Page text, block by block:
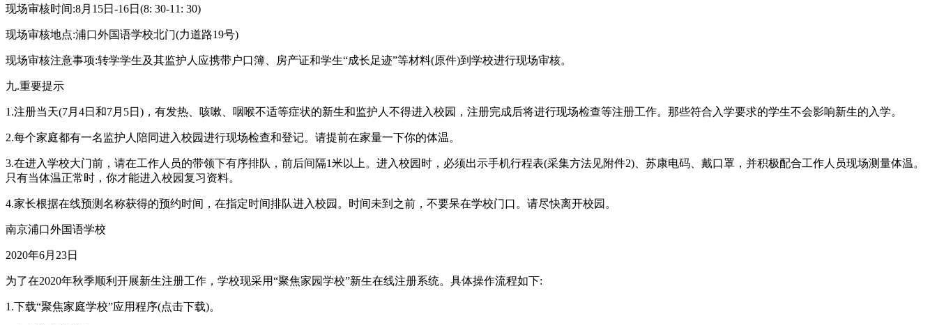
现场审核时间:8月15日-16日(8: 30-11: 30)
现场审核地点:浦口外国语学校北门(力道路19号)
现场审核注意事项:转学学生及其监护人应携带户口簿、房产证和学生“成长足迹”等材料(原件)到学校进行现场审核。
九.重要提示
1.注册当天(7月4日和7月5日)，有发热、咳嗽、咽喉不适等症状的新生和监护人不得进入校园，注册完成后将进行现场检查等注册工作。那些符合入学要求的学生不会影响新生的入学。
2.每个家庭都有一名监护人陪同进入校园进行现场检查和登记。请提前在家量一下你的体温。
3.在进入学校大门前，请在工作人员的带领下有序排队，前后间隔1米以上。进入校园时，必须出示手机行程表(采集方法见附件2)、苏康电码、戴口罩，并积极配合工作人员现场测量体温。
只有当体温正常时，你才能进入校园复习资料。
4.家长根据在线预测名称获得的预约时间，在指定时间排队进入校园。时间未到之前，不要呆在学校门口。请尽快离开校园。
南京浦口外国语学校
2020年6月23日
为了在2020年秋季顺利开展新生注册工作，学校现采用“聚焦家园学校”新生在线注册系统。具体操作流程如下:
1.下载“聚焦家庭学校”应用程序(点击下载)。